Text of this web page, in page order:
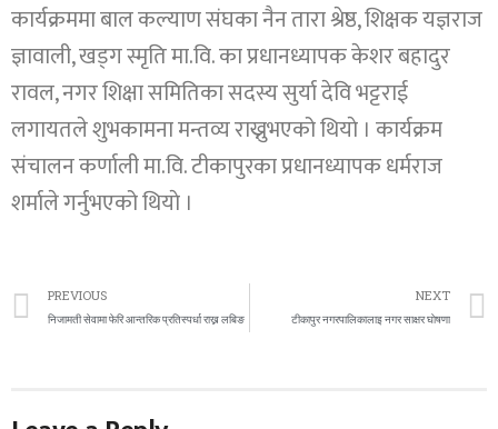
कार्यक्रममा बाल कल्याण संघका नैन तारा श्रेष्ठ, शिक्षक यज्ञराज
ज्ञावाली, खड्ग स्मृति मा.वि. का प्रधानध्यापक केशर बहादुर
रावल, नगर शिक्षा समितिका सदस्य सुर्या देवि भट्टराई
लगायतले शुभकामना मन्तव्य राख्नुभएको थियाे । कार्यक्रम
संचालन कर्णाली मा.वि. टीकापुरका प्रधानध्यापक धर्मराज
शर्माले गर्नुभएको थियाे ।
PREVIOUS
निजामती सेवामा फेरि आन्तरिक प्रतिस्पर्धा राख्न लबिङ
NEXT
टीकापुर नगरपालिकालाइ नगर साक्षर घाेषणा